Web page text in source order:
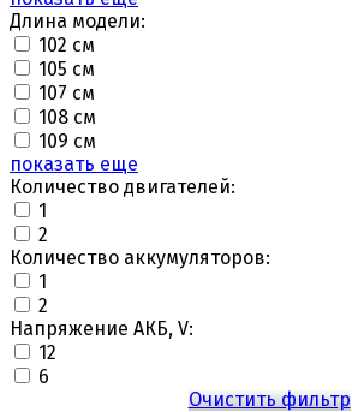
Длина модели:
102 см
105 см
107 см
108 см
109 см
показать еще
Количество двигателей:
1
2
Количество аккумуляторов:
1
2
Напряжение АКБ, V:
12
6
Очистить фильтр